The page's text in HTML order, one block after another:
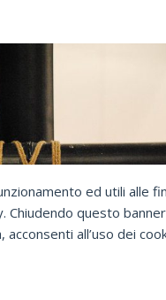
ed utili alle
questo
all’uso dei